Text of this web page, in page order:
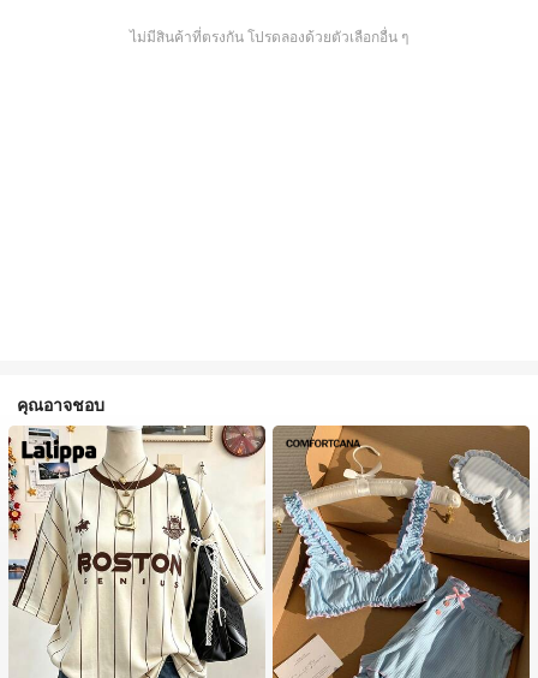
ไม่มีสินค้าที่ตรงกัน โปรดลองด้วยตัวเลือกอื่น ๆ
คุณอาจชอบ